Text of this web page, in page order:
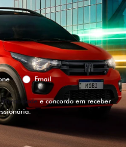
Email
e concordo em receber
EM CONTATO